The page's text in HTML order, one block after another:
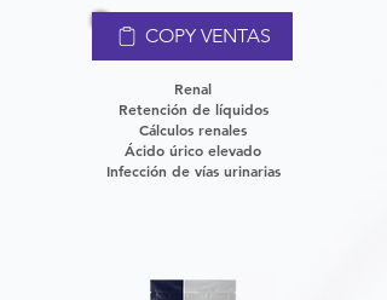
COPY VENTAS
Renal
Retención de líquidos
Cálculos renales
Ácido úrico elevado
Infección de vías urinarias